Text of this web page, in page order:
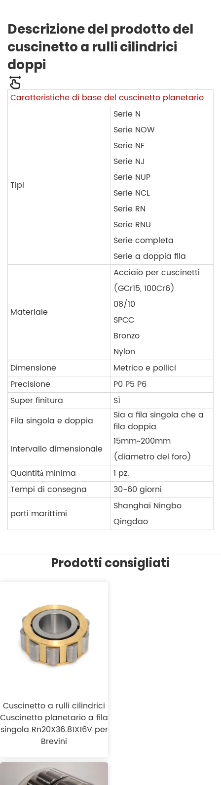
Descrizione del prodotto del
cuscinetto a rulli cilindrici
doppi
Caratteristiche di base del cuscinetto planetario
Tipi
Serie N
Serie NOW
Serie NF
Serie NJ
Serie NUP
Serie NCL
Serie RN
Serie RNU
Serie completa
Serie a doppia fila
Materiale
Acciaio per cuscinetti
(GCr15, 100Cr6)
08/10
SPCC
Bronzo
Nylon
Dimensione
Metrico e pollici
Precisione
P0 P5 P6
Super finitura
SÌ
Fila singola e doppia
Sia a fila singola che a
fila doppia
Intervallo dimensionale
15mm~200mm
(diametro del foro)
Quantità minima
1 pz.
Tempi di consegna
30-60 giorni
porti marittimi
Shanghai Ningbo
Qingdao
Prodotti consigliati
Cuscinetto a rulli cilindrici
Cuscinetto planetario a fila
singola Rn20X36.81X16V per
Brevini